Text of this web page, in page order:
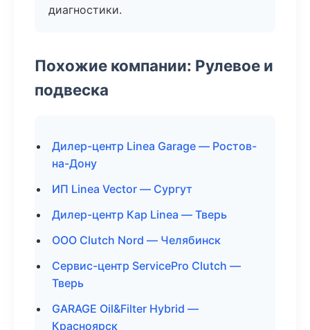
диагностики.
Похожие компании: Рулевое и
подвеска
Дилер-центр Linea Garage — Ростов-
на-Дону
ИП Linea Vector — Сургут
Дилер-центр Кар Linea — Тверь
ООО Clutch Nord — Челябинск
Сервис-центр ServicePro Clutch —
Тверь
GARAGE Oil&Filter Hybrid —
Красноярск